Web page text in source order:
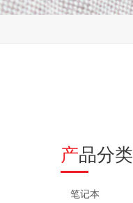
产品分类
笔记本